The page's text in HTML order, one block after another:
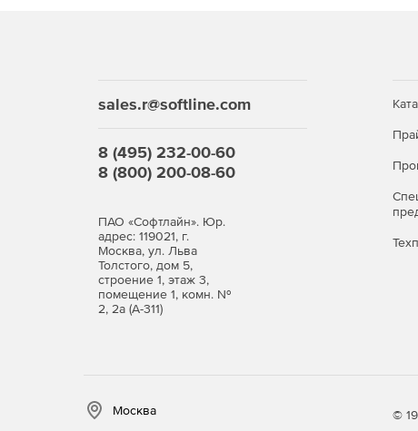
sales.r@softline.com
8 (495) 232-00-60
8 (800) 200-08-60
ПАО «Софтлайн». Юр.
адрес: 119021, г.
Москва, ул. Льва
Толстого, дом 5,
строение 1, этаж 3,
помещение 1, комн. №
2, 2а (А-311)
Москва ©